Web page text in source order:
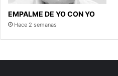
EMPALME DE YO CON YO
Hace 2 semanas